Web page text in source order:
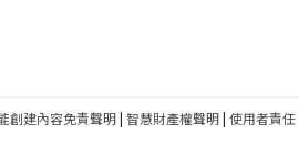
創建內容免責聲明| 智慧財產權聲明| 使用者責任